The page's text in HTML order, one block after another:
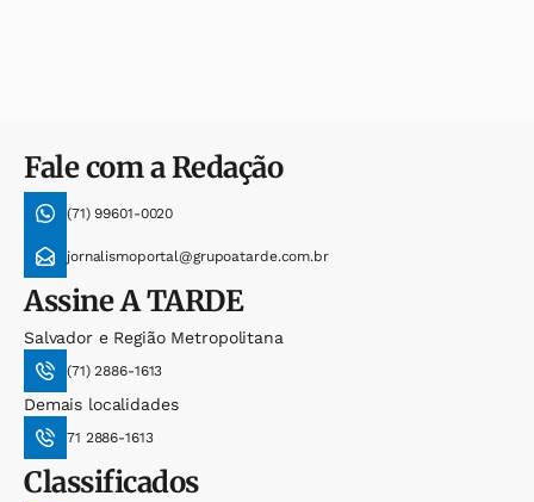
Fale com a Redação
(71) 99601-0020
jornalismoportal@grupoatarde.com.br
AssineA TARDE
Salvador e Região Metropolitana
(71) 2886-1613
Demais localidades
71 2886-1613
Classificados